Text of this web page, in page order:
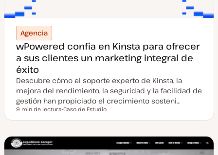
Agencia
wPowered confía en Kinsta para ofrecer
a sus clientes un marketing integral de
éxito
Descubre cómo el soporte experto de Kinsta, la
mejora del rendimiento, la seguridad y la facilidad de
gestión han propiciado el crecimiento sosteni…
Tiempo de lectura
9 min de lectura
i
o
Caso de Estudio